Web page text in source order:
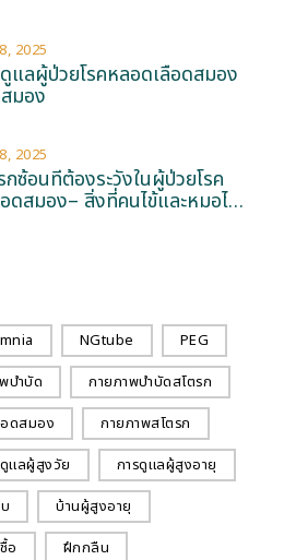
แลผู้ป่วยโรคหลอดเลือดสมอง
มอง
2025
กซ้อนที่ต้องระวังในผู้ป่วยโรค
ดสมอง– สิ่งที่คนไข้และหมอไม่
2025
NGtube
PEG
บำบัด
กายภาพบำบัดสโตรก
ดสมอง
กายภาพสโตรก
แลผู้สูงวัย
การดูแลผู้สูงอายุ
บ้านผู้สูงอายุ
อ ฝึกกลืน